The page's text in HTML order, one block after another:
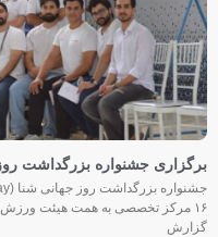
برگزاری جشنواره بزرگداشت روز
۱۶ مرکز تخصصی به همت هیئت
گزارش